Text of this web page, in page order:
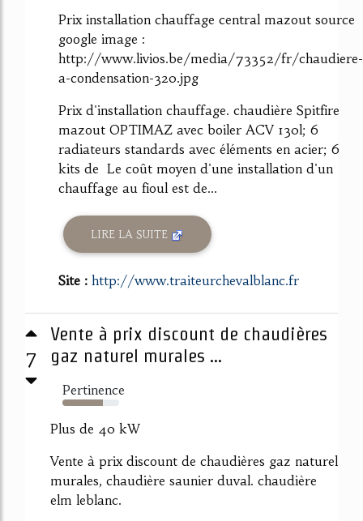
Prix installation chauffage central mazout source
google image :
http://www.livios.be/media/73352/fr/chaudiere-
a-condensation-320.jpg
Prix d'installation chauffage. chaudière Spitfire
mazout OPTIMAZ avec boiler ACV 130l; 6
radiateurs standards avec éléments en acier; 6
kits de Le coût moyen d'une installation d'un
chauffage au fioul est de...
LIRE LA SUITE
Site : http://www.traiteurchevalblanc.fr
7
Vente à prix discount de chaudières
gaz naturel murales ...
Pertinence
72%
Plus de 40 kW
Vente à prix discount de chaudières gaz naturel
murales, chaudière saunier duval. chaudière
elm leblanc.